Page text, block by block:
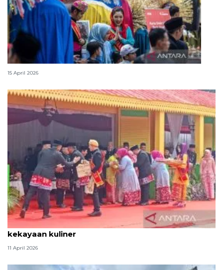
Lebaran Betawi, harmoni tradisi dan kota global
15 April 2026
Tradisi hantaran Lebaran Betawi simbol bakti dan
kekayaan kuliner
11 April 2026